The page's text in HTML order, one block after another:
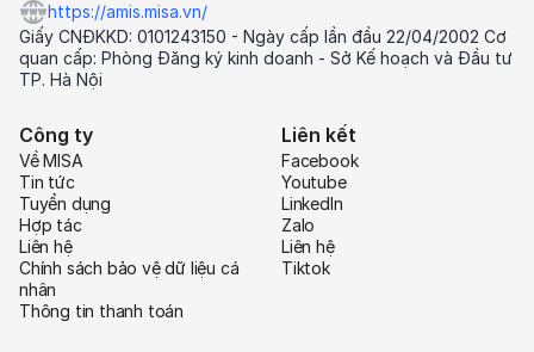
https://amis.misa.vn/
Giấy CNĐKKD: 0101243150 - Ngày cấp lần đầu 22/04/2002 Cơ
quan cấp: Phòng Đăng ký kinh doanh - Sở Kế hoạch và Đầu tư
TP. Hà Nội
Công ty
Về MISA
Tin tức
Tuyển dụng
Hợp tác
Liên hệ
Chính sách bảo vệ dữ liệu cá
nhân
Thông tin thanh toán
Liên kết
Facebook
Youtube
LinkedIn
Zalo
Liên hệ
Tiktok